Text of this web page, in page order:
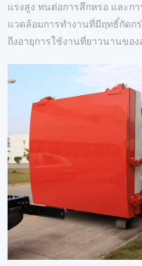
แรงสูง ทนต่อการสึกหรอ และก
แวดล้อมการทำงานที่มีฤทธิ์กัดก
ถึงอายุการใช้งานที่ยาวนานขอ